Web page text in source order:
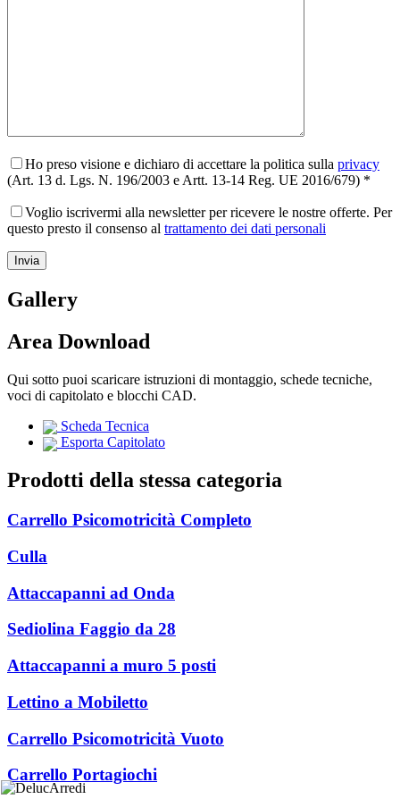
Ho preso visione e dichiaro di accettare la politica sulla privacy
(Art. 13 d. Lgs. N. 196/2003 e Artt. 13-14 Reg. UE 2016/679) *
Voglio iscrivermi alla newsletter per ricevere le nostre offerte. Per
questo presto il consenso al trattamento dei dati personali
Gallery
Area Download
Qui sotto puoi scaricare istruzioni di montaggio, schede tecniche,
voci di capitolato e blocchi CAD.
Scheda Tecnica
Esporta Capitolato
Prodotti della stessa categoria
Carrello Psicomotricità Completo
Culla
Attaccapanni ad Onda
Sediolina Faggio da 28
Attaccapanni a muro 5 posti
Lettino a Mobiletto
Carrello Psicomotricità Vuoto
Carrello Portagiochi